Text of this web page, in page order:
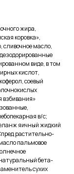
жира,
коровка»,
сливочное масло,
виде, в том
кислот,
соевый
взбивания»
в/с;
яичный жидкий
растительно-
пальмовое
бета-
сухих